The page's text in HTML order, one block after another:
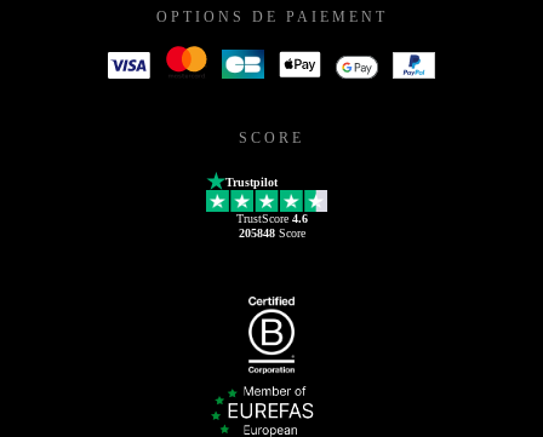
OPTIONS DE PAIEMENT
SCORE
Trustpilot
TrustScore 4.6
205848Score